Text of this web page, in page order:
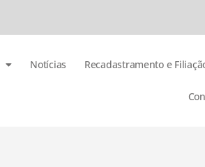
Notícias Recadastramento e